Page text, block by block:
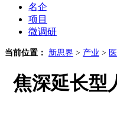
名企
项目
微调研
当前位置： 新思界 > 产业 >
焦深延长型